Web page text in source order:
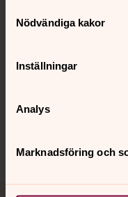
Nödvändiga kakor
Inställningar
Analys
Marknadsföring och
Sociala kanaler